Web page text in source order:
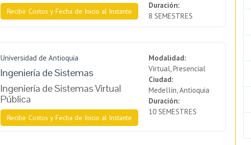
Recibir Costos y Fecha de Inicio al Instante
Duración:
8 SEMESTRES
Universidad de Antioquia
Ingeniería de Sistemas
Ingeniería de Sistemas Virtual
Pública
Recibir Costos y Fecha de Inicio al Instante
Modalidad:
Virtual, Presencial
Ciudad:
Medellín, Antioquia
Duración:
10 SEMESTRES